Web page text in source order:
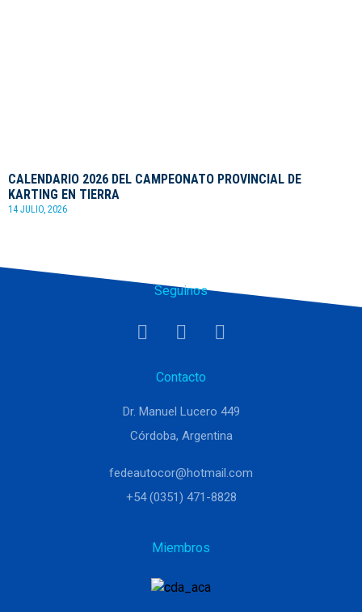
CALENDARIO 2026 DEL CAMPEONATO PROVINCIAL DE
KARTING EN TIERRA
14 JULIO, 2026
Seguinos
Contacto
Dr. Manuel Lucero 449
Córdoba, Argentina
fedeautocor@hotmail.com
+54 (0351) 471-8828
Miembros